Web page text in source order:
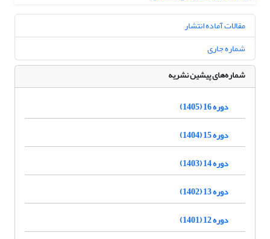
مقالات آماده انتشار
شماره جاری
شماره‌های پیشین نشریه
دوره 16 (1405)
دوره 15 (1404)
دوره 14 (1403)
دوره 13 (1402)
دوره 12 (1401)